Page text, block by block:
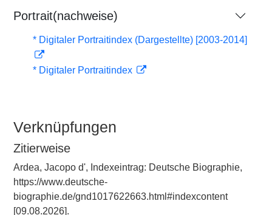
Portrait(nachweise)
* Digitaler Portraitindex (Dargestellte) [2003-2014]
* Digitaler Portraitindex
Verknüpfungen
Zitierweise
Ardea, Jacopo d', Indexeintrag: Deutsche Biographie,
https://www.deutsche-
biographie.de/gnd1017622663.html#indexcontent
[09.08.2026].